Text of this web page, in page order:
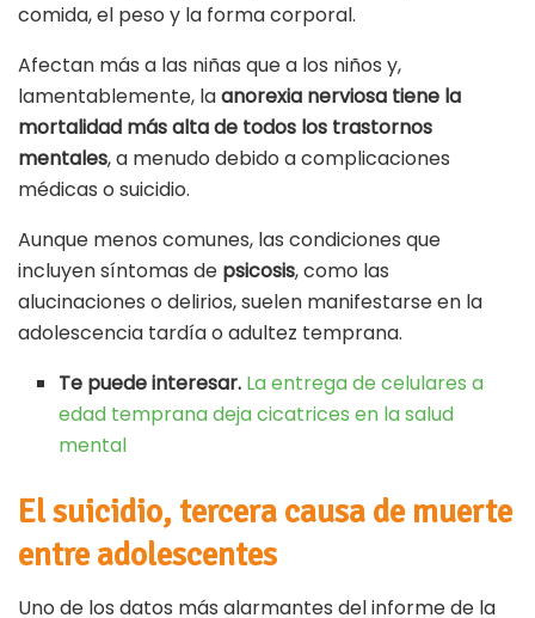
comida, el peso y la forma corporal.
Afectan más a las niñas que a los niños y,
lamentablemente, laanorexia nerviosa tiene la
mortalidad más alta de todos los trastornos
mentales, a menudo debido a complicaciones
médicas o suicidio.
Aunque menos comunes, las condiciones que
incluyen síntomas de psicosis, como las
alucinaciones o delirios, suelen manifestarse en la
adolescencia tardía o adultez temprana.
Te puede interesar. La entrega de celulares a
edad temprana deja cicatrices en la salud
mental
El suicidio, tercera causa de muerte
entre adolescentes
Uno de los datos más alarmantes del informe de la